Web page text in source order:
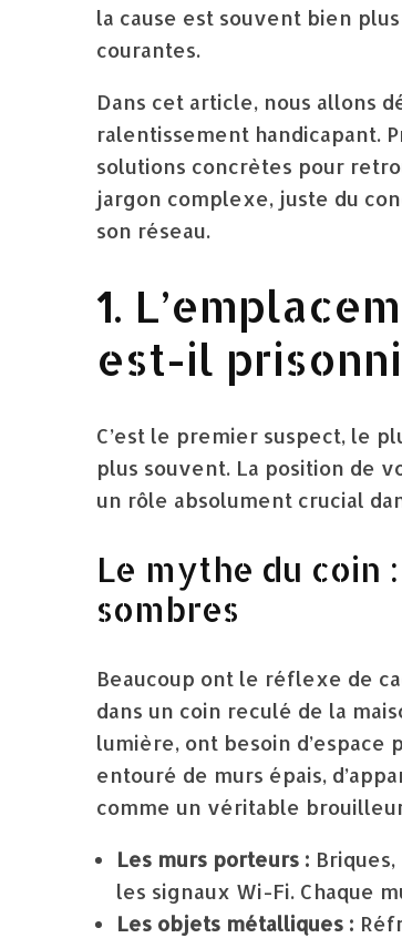
la cause est souvent bien
courantes.
Dans cet article, nous allons
ralentissement handicapant.
solutions concrètes pour
jargon complexe, juste du
son réseau.
1.
est-il
C’est le premier suspect, le
plus souvent. La position de
un rôle absolument crucial
Le mythe du coin
sombres
Beaucoup ont le réflexe de
dans un coin reculé de la
lumière, ont besoin
entouré de murs épais,
comme un véritable
Les murs porteurs :
les signaux Wi-Fi. Chaque
Les objets métalliques :